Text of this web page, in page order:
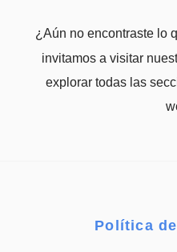
¿Aún no encontraste lo
invitamos a visitar
explorar todas las
Política